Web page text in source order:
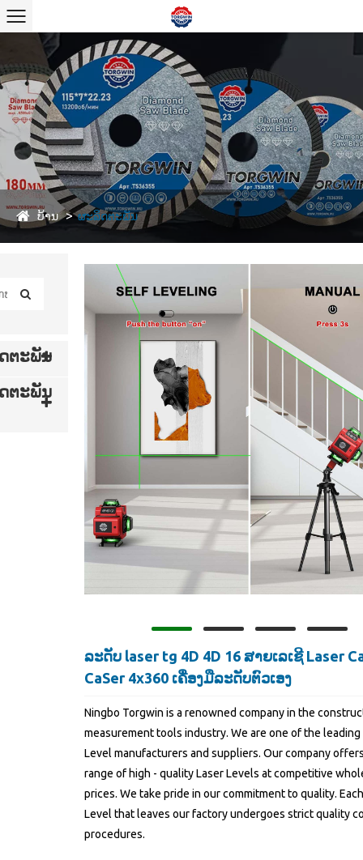
ບ້ານ ຜະລິດຕະພັນ
ຕະພັນ
ຕະພັນ
ລະດັບ laser tg 4D 4D 16 ສາຍເລເຊີ Laser
CaSer 4x360 ເຄື່ອງມືລະດັບຕົວເອງ
Ningbo Torgwin is a renowned company in the
measurement tools industry. We are one of the leading
Level manufacturers and suppliers. Our company
range of high - quality Laser Levels at competitive
prices. We take pride in our commitment to quality.
Level that leaves our factory undergoes strict quality
procedures.